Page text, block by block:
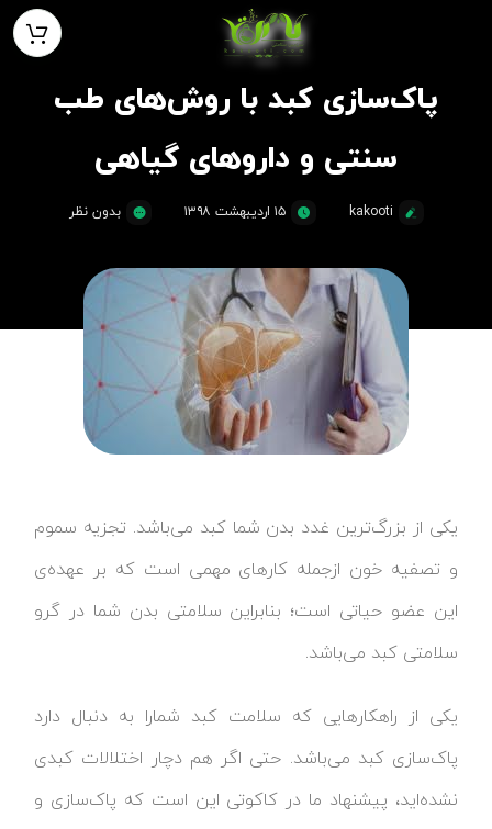
پاک‌سازی کبد با روش‌های طب
سنتی و داروهای گیاهی
kakooti ۱۵ اردیبهشت ۱۳۹۸ بدون نظر
یکی از بزرگ‌ترین غدد بدن شما کبد می‌باشد. تجزیه سموم
و تصفیه خون ازجمله کارهای مهمی است که بر عهده‌ی
این عضو حیاتی است؛ بنابراین سلامتی بدن شما در گرو
سلامتی کبد می‌باشد.
یکی از راهکارهایی که سلامت کبد شمارا به دنبال دارد
پاک‌سازی کبد می‌باشد. حتی اگر هم دچار اختلالات کبدی
نشده‌اید، پیشنهاد ما در کاکوتی این است که پاک‌سازی و